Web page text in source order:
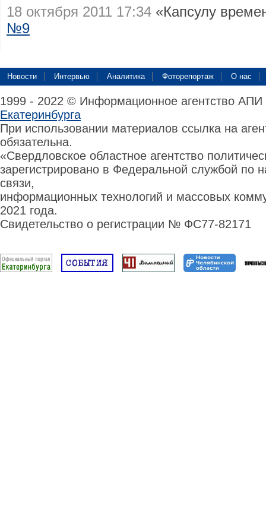
18 октября 2011 17:34 «Капсулу
№9
Новости Интервью Аналитика Фоторепортаж О нас
1999 - 2022 © Информационное агентство
Екатеринбурга
При использовании материалов ссылка на
обязательна.
«Свердловское областное агентство
зарегистрировано в Федеральной службой по
связи,
информационных технологий и массовых
2021 года.
Свидетельство о регистрации № ФС77-82171